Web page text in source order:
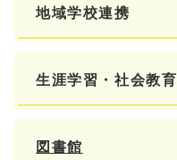
地域学校連携
生涯学習・社会教育
図書館